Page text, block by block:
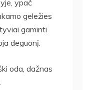
ypač
geležies
gaminti
deguonį.
oda, dažnas